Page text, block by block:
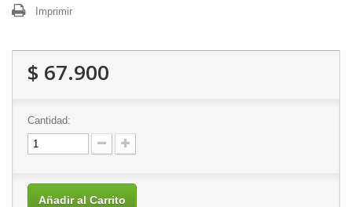
Imprimir
$ 67.900
Cantidad:
Añadir al Carrito